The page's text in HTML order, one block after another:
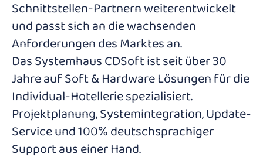
Schnittstellen-Partnern weiterentwickelt
und passt sich an die wachsenden
Anforderungen des Marktes an.
Das Systemhaus CDSoft ist seit über 30
Jahre auf Soft & Hardware Lösungen für die
Individual-Hotellerie spezialisiert.
Projektplanung, Systemintegration, Update-
Service und 100% deutschsprachiger
Support aus einer Hand.